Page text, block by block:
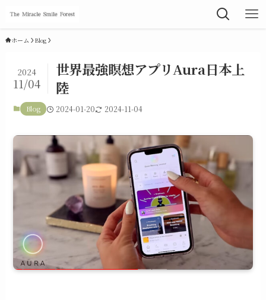
ホーム Blog
世界最強瞑想アプリAura日本上
陸
2024
11/04
Blog 2024-01-20 2024-11-04